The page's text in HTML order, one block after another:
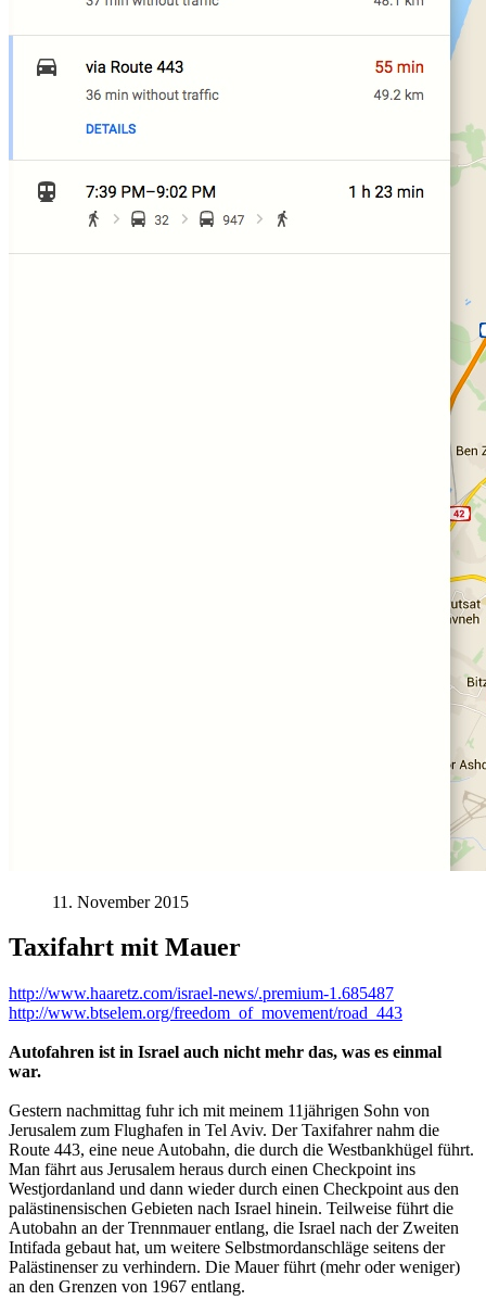
11. November 2015
Taxifahrt mit Mauer
http://www.haaretz.com/israel-news/.premium-1.685487
http://www.btselem.org/freedom_of_movement/road_443
Autofahren ist in Israel auch nicht mehr das, was es einmal
war.
Gestern nachmittag fuhr ich mit meinem 11jährigen Sohn von
Jerusalem zum Flughafen in Tel Aviv. Der Taxifahrer nahm die
Route 443, eine neue Autobahn, die durch die Westbankhügel führt.
Man fährt aus Jerusalem heraus durch einen Checkpoint ins
Westjordanland und dann wieder durch einen Checkpoint aus den
palästinensischen Gebieten nach Israel hinein. Teilweise führt die
Autobahn an der Trennmauer entlang, die Israel nach der Zweiten
Intifada gebaut hat, um weitere Selbstmordanschläge seitens der
Palästinenser zu verhindern. Die Mauer führt (mehr oder weniger)
an den Grenzen von 1967 entlang.